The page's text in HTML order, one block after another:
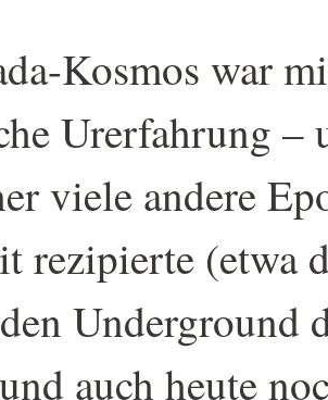
Kosmos war
Urerfahrung –
viele andere
rezipierte (etwa
Underground
auch heute